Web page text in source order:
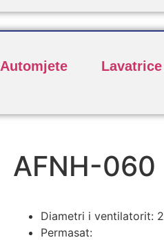
Automjete Lavatrice
AFNH-060
Diametri i ventilatorit:
Permasat: